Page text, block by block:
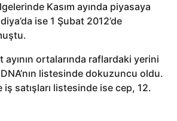
Kasım ayında piyasaya
ise 1 Şubat 2012’de
ayının ortalarında raflardaki yerini
listesinde dokuzuncu oldu.
iş satışları listesinde ise cep, 12.